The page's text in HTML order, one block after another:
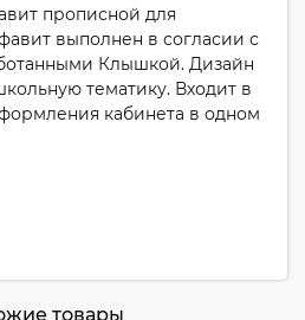
прописной для
выполнен в согласии с
Клышкой. Дизайн
тематику. Входит в
кабинета в одном
товары